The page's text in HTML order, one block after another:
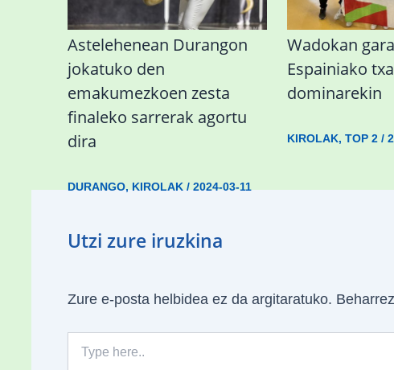
Astelehenean Durangon
jokatuko den
emakumezkoen zesta
finaleko sarrerak agortu
dira
DURANGO, KIROLAK/ 2024-03-11
Wadokan
Espainiako
dominarekin
KIROLAK,TOP 2 /
Utzi zure iruzkina
Zure e-posta helbidea ez da argitaratuko.
here..